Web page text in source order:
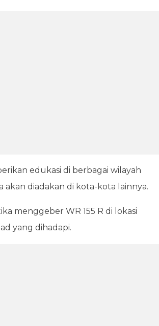
edukasi di berbagai wilayah
diadakan di kota-kota lainnya.
menggeber WR 155 R di lokasi
yang dihadapi.